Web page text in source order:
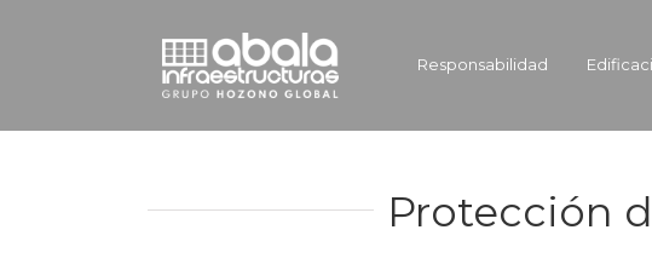
Responsabilidad
Protección